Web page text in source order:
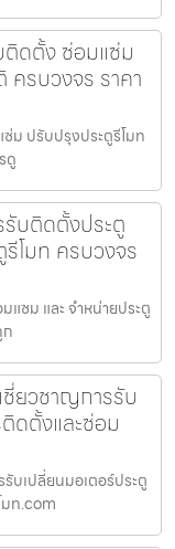
ติดตั้ง ซ่อมแซ่ม
ครบวงจร ราคา
ม ปรับปรุงประตูรีโมท
ดู
รับติดตั้งประตู
โมท ครบวงจร
ซม และ จำหน่ายประตู
ชี่ยวชาญการรับ
ดตั้งและซ่อม
บเปลี่ยนมอเตอร์ประตู
มท.com